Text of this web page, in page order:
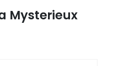
Mysterieux